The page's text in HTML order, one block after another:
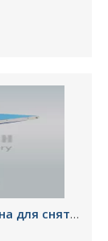
Почему широко используется машина для снятия шкур с рыбы?